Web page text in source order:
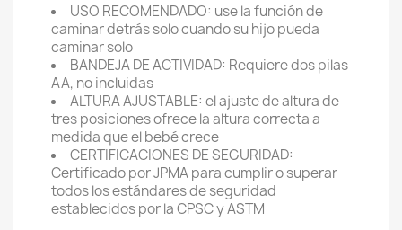
USO RECOMENDADO: use la función de
caminar detrás solo cuando su hijo pueda
caminar solo
BANDEJA DE ACTIVIDAD: Requiere dos pilas
AA, no incluidas
ALTURA AJUSTABLE: el ajuste de altura de
tres posiciones ofrece la altura correcta a
medida que el bebé crece
CERTIFICACIONES DE SEGURIDAD:
Certificado por JPMA para cumplir o superar
todos los estándares de seguridad
establecidos por la CPSC y ASTM